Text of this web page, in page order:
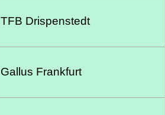
TFB Drispenstedt
Gallus Frankfurt